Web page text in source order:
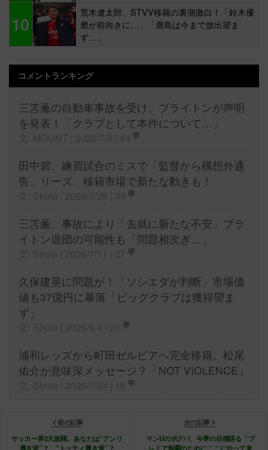
10
荒木遼太郎、STVV移籍の裏側激白！「鈴木優
磨が前向きに…」「鹿島は今まで放出望ま
ず…」
コメントランキング
三笘薫の自動車事故を受け、ブライトンが声明
を発表！「クラブとして本件について…」
田中碧、練習試合のミスで「監督から構想外通
告」リーズ、移籍市場で新たな動きも！
三笘薫、事故により「去就に新たな不安」ブラ
イトン退団の可能性も「問題相次ぎ…」
久保建英に問題が！「ソシエダが判断」市場価
値も37億円に暴落「ビッグクラブは獲得望ま
ず」
浦和レッズから町田ゼルビアへ完全移籍。松尾
佑介が意味深メッセージ？「NOT VIOLENCE」
前の記事
サッカー界2大派閥。あなたは“アンリ
履き派”？ “トッティ履き派”？
次の記事
マンUのポグバ、今季の目標語る「プ
レミア制覇のためにここにやって来